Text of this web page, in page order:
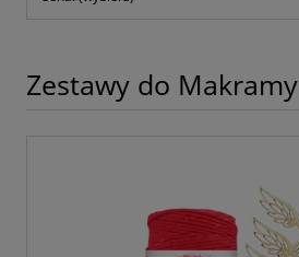
Zestawy do Makramy